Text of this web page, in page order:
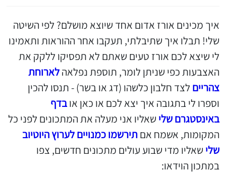
איך מכינים אורז אדום אחד שיוצא מושלם? לפי השיטה
שלי! תבלו איך שתיבלתי, תעקבו אחר ההוראות ותאמינו
לי שיצא לכם אורז טעים שאתם לא תפסיקו ללקק את
האצבעות כפי שניתן לומר, תוספת נפלאהלארוחת
צהריים לצד חלבון כלשהו (דג או בשר) - תנסו להכין
וספרו לי בתגובה איך יצא לכם או כאן אובדף
באינסטגרם שלי שאליו אני מעלה את המתכונים לפני כל
המקומות, אשמח אםתירשמו כמנויים לערוץ היוטיוב
שלי שאליו מדי שבוע עולים מתכונים חדשים, צפו
במתכון הוידאו: